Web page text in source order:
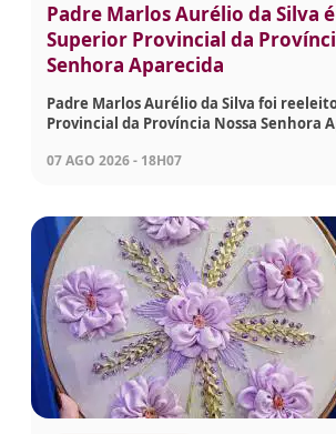
Padre Marlos Aurélio da Silva
Superior Provincial da
Senhora Aparecida
Padre Marlos Aurélio da Silva foi
Provincial da Província Nossa Senhora
07 AGO 2026 - 18H07